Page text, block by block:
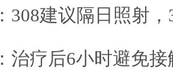
：308建议隔日照射
：治疗后6小时避免